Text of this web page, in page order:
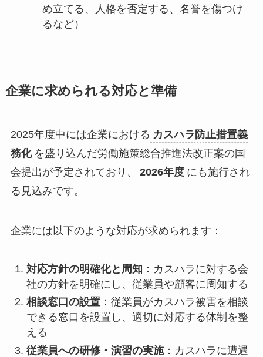
め立てる、人格を否定する、名誉を傷つけ
るなど）
企業に求められる対応と準備
2025年度中には企業における カスハラ防止措置義
務化 を盛り込んだ労働施策総合推進法改正案の国
会提出が予定されており、
2026年度 にも施行され
る見込みです。
企業には以下のような対応が求められます：
対応方針の明確化と周知 ：カスハラに対する会
社の方針を明確にし、従業員や顧客に周知する
相談窓口の設置：従業員がカスハラ被害を相談
できる窓口を設置し、適切に対応する体制を整
える
従業員への研修・演習の実施：カスハラに遭遇